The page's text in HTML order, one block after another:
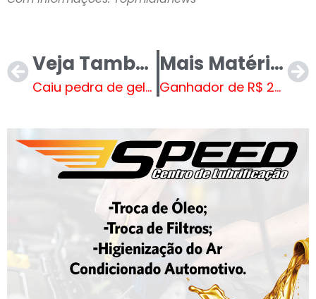
Veja Também
Caiu pedra de gelo no Sertão da Paraíba
Mais Matérias
Ganhador de R$ 201 milhões da Mega-Sena morre 24 dias após receber prêmio